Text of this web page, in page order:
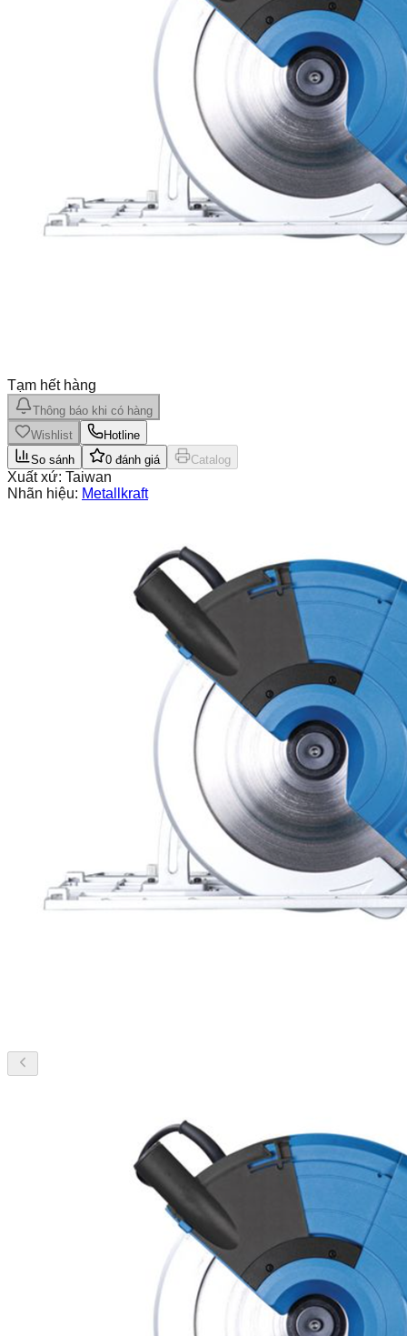
Tạm hết hàng
Thông báo khi có hàng
Wishlist
Hotline
So sánh
0 đánh giá Catalog
Xuất xứ: Taiwan
Nhãn hiệu: Metallkraft